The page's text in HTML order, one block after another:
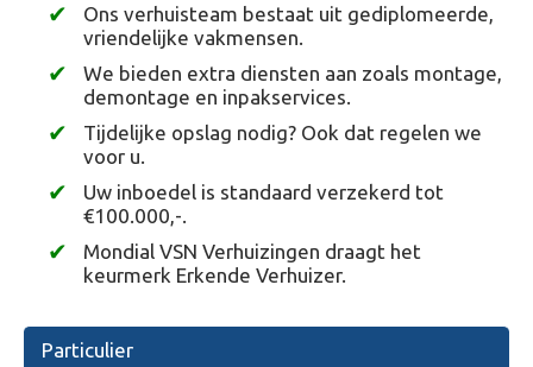
Ons verhuisteam bestaat uit gediplomeerde,
vriendelijke vakmensen.
We bieden extra diensten aan zoals montage,
demontage en inpakservices.
Tijdelijke opslag nodig? Ook dat regelen we
voor u.
Uw inboedel is standaard verzekerd tot
€100.000,-.
Mondial VSN Verhuizingen draagt het
keurmerk Erkende Verhuizer.
Particulier